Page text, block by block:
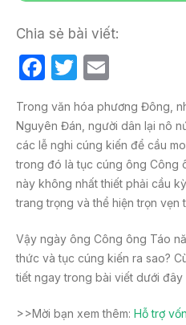
Chia sẻ bài viết:
F
c
e
b
o
k
T
itt
er
ail
Trong văn hóa phương Đông,
Nguyên Đán, người dân lại nô
các lễ nghi cúng kiến để cầu
trong đó là tục cúng ông Công
này không nhất thiết phải cầu
trang trọng và thể hiện trọn vẹn
Vậy ngày ông Công ông Táo
thức và tục cúng kiến ra sao?
tiết ngay trong bài viết dưới đây
>>Mời bạn xem thêm: Hỗ trợ